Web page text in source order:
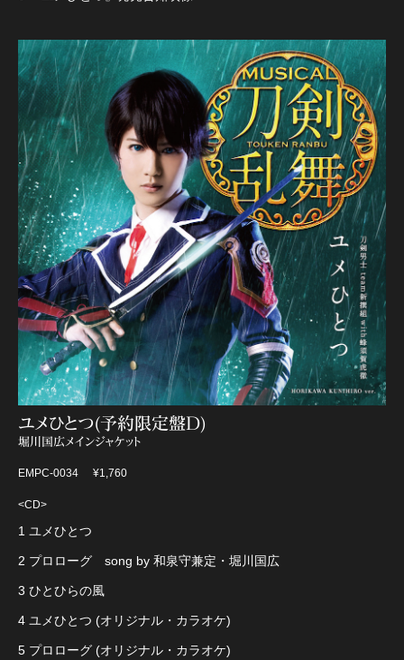
ユメひとつ(予約限定盤D)
堀川国広メインジャケット
EMPC-0034 ¥1,760
<CD>
1 ユメひとつ
2 プロローグ song by 和泉守兼定・堀川国広
3 ひとひらの風
4 ユメひとつ (オリジナル・カラオケ)
5 プロローグ (オリジナル・カラオケ)